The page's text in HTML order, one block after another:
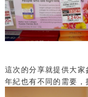
這次的分享就提供大
年紀也有不同的需要